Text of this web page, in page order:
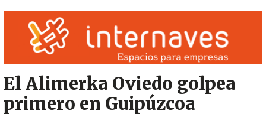
El Alimerka Oviedo golpea
primero en Guipúzcoa